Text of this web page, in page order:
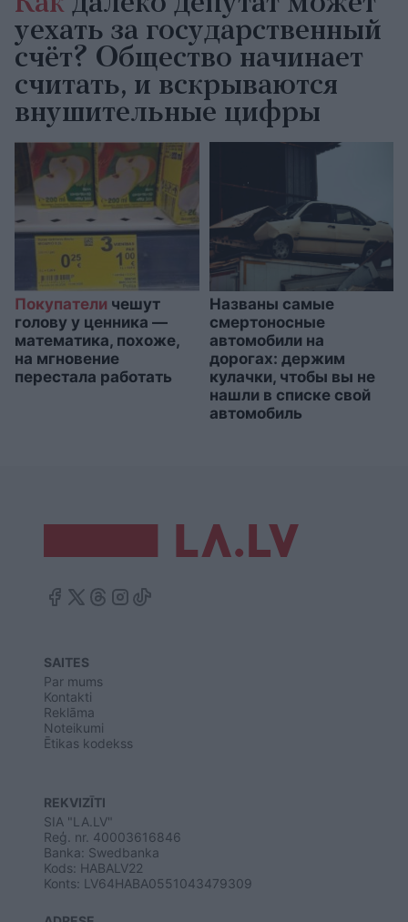
уехать за государственный
счёт? Общество начинает
считать, и вскрываются
внушительные цифры
Покупатели чешут
голову у ценника —
математика, похоже,
на мгновение
перестала работать
Названы самые
смертоносные
автомобили на
дорогах: держим
кулачки, чтобы вы не
нашли в списке свой
автомобиль
SAITES
Par mums
Kontakti
Reklāma
Noteikumi
Ētikas kodekss
REKVIZĪTI
SIA "LA.LV"
Reģ. nr. 40003616846
Banka: Swedbanka
Kods: HABALV22
Konts: LV64HABA0551043479309